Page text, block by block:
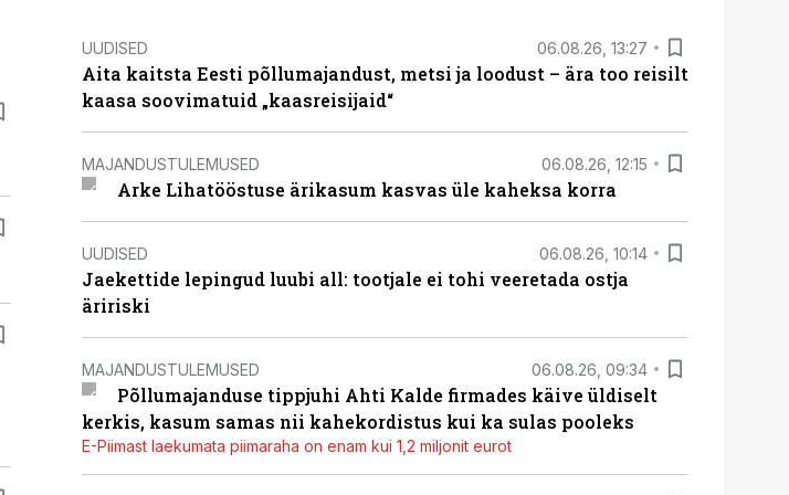
UUDISED 06.08.26, 13:27
Aita kaitsta Eesti põllumajandust, metsi ja loodust – ära too reisilt
kaasa soovimatuid „kaasreisijaid“
MAJANDUSTULEMUSED 06.08.26, 12:15
Arke Lihatööstuse ärikasum kasvas üle kaheksa korra
UUDISED 06.08.26, 10:14
Jaekettide lepingud luubi all: tootjale ei tohi veeretada ostja
äririski
MAJANDUSTULEMUSED 06.08.26, 09:34
Põllumajanduse tippjuhi Ahti Kalde firmades käive üldiselt
kerkis, kasum samas nii kahekordistus kui ka sulas pooleks
E-Piimast laekumata piimaraha on enam kui 1,2 miljonit eurot